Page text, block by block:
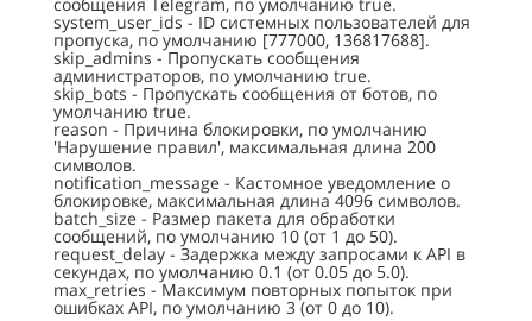
system_user_ids - ID системных пользователей для
пропуска, по умолчанию [777000, 136817688].
skip_admins - Пропускать сообщения
администраторов, по умолчанию true.
skip_bots - Пропускать сообщения от ботов, по
умолчанию true.
reason - Причина блокировки, по умолчанию
'Нарушение правил', максимальная длина 200
символов.
notification_message - Кастомное уведомление о
блокировке, максимальная длина 4096 символов.
batch_size - Размер пакета для обработки
сообщений, по умолчанию 10 (от 1 до 50).
request_delay - Задержка между запросами к API в
секундах, по умолчанию 0.1 (от 0.05 до 5.0).
max_retries - Максимум повторных попыток при
ошибках API, по умолчанию 3 (от 0 до 10).